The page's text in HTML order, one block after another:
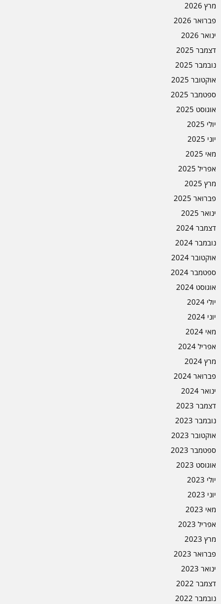
מרץ 2026
פברואר 2026
ינואר 2026
דצמבר 2025
נובמבר 2025
אוקטובר 2025
ספטמבר 2025
אוגוסט 2025
יולי 2025
יוני 2025
מאי 2025
אפריל 2025
מרץ 2025
פברואר 2025
ינואר 2025
דצמבר 2024
נובמבר 2024
אוקטובר 2024
ספטמבר 2024
אוגוסט 2024
יולי 2024
יוני 2024
מאי 2024
אפריל 2024
מרץ 2024
פברואר 2024
ינואר 2024
דצמבר 2023
נובמבר 2023
אוקטובר 2023
ספטמבר 2023
אוגוסט 2023
יולי 2023
יוני 2023
מאי 2023
אפריל 2023
מרץ 2023
פברואר 2023
ינואר 2023
דצמבר 2022
נובמבר 2022